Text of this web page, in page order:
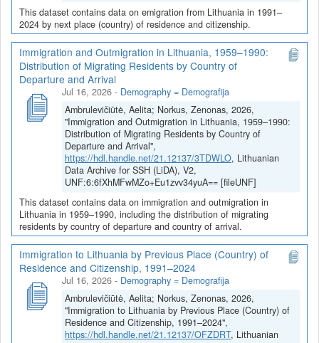
This dataset contains data on emigration from Lithuania in 1991–
2024 by next place (country) of residence and citizenship.
Immigration and Outmigration in Lithuania, 1959–1990:
Distribution of Migrating Residents by Country of
Departure and Arrival
Jul 16, 2026 - Demography = Demografija
Ambrulevičiūtė, Aelita; Norkus, Zenonas, 2026,
"Immigration and Outmigration in Lithuania, 1959–1990:
Distribution of Migrating Residents by Country of
Departure and Arrival",
https://hdl.handle.net/21.12137/3TDWLO, Lithuanian
Data Archive for SSH (LiDA), V2,
UNF:6:6fXhMFwMZo+Eu1zvv34yuA== [fileUNF]
This dataset contains data on immigration and outmigration in
Lithuania in 1959–1990, including the distribution of migrating
residents by country of departure and country of arrival.
Immigration to Lithuania by Previous Place (Country) of
Residence and Citizenship, 1991–2024
Jul 16, 2026 - Demography = Demografija
Ambrulevičiūtė, Aelita; Norkus, Zenonas, 2026,
"Immigration to Lithuania by Previous Place (Country) of
Residence and Citizenship, 1991–2024",
https://hdl.handle.net/21.12137/OFZDRT, Lithuanian